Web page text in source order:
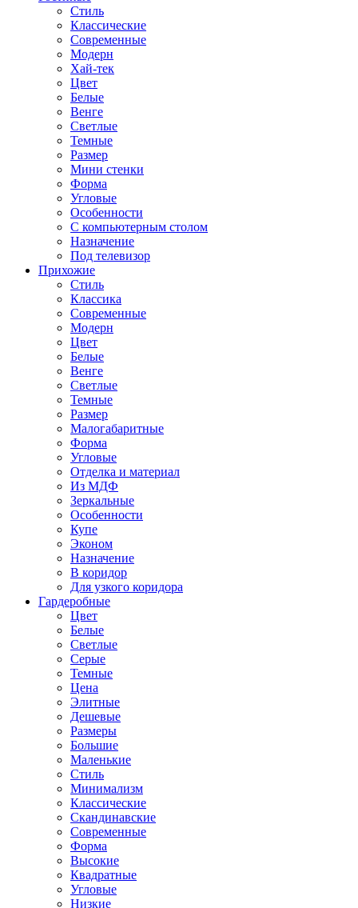
Стиль
Классические
Современные
Модерн
Хай-тек
Цвет
Белые
Венге
Светлые
Темные
Размер
Мини стенки
Форма
Угловые
Особенности
С компьютерным столом
Назначение
Под телевизор
Прихожие
Стиль
Классика
Современные
Модерн
Цвет
Белые
Венге
Светлые
Темные
Размер
Малогабаритные
Форма
Угловые
Отделка и материал
Из МДФ
Зеркальные
Особенности
Купе
Эконом
Назначение
В коридор
Для узкого коридора
Гардеробные
Цвет
Белые
Светлые
Серые
Темные
Цена
Элитные
Дешевые
Размеры
Большие
Маленькие
Стиль
Минимализм
Классические
Скандинавские
Современные
Форма
Высокие
Квадратные
Угловые
Низкие